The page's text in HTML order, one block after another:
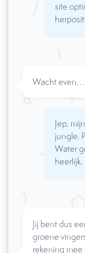
site
Wacht even…
Jep,
jungle.
Water
heerlijk.
Jij bent dus
groene
rekening